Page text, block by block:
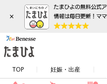
×
TOP 妊娠・出産